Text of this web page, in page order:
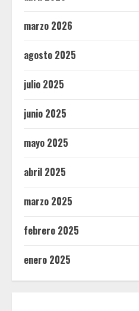
marzo 2026
agosto 2025
julio 2025
junio 2025
mayo 2025
abril 2025
marzo 2025
febrero 2025
enero 2025